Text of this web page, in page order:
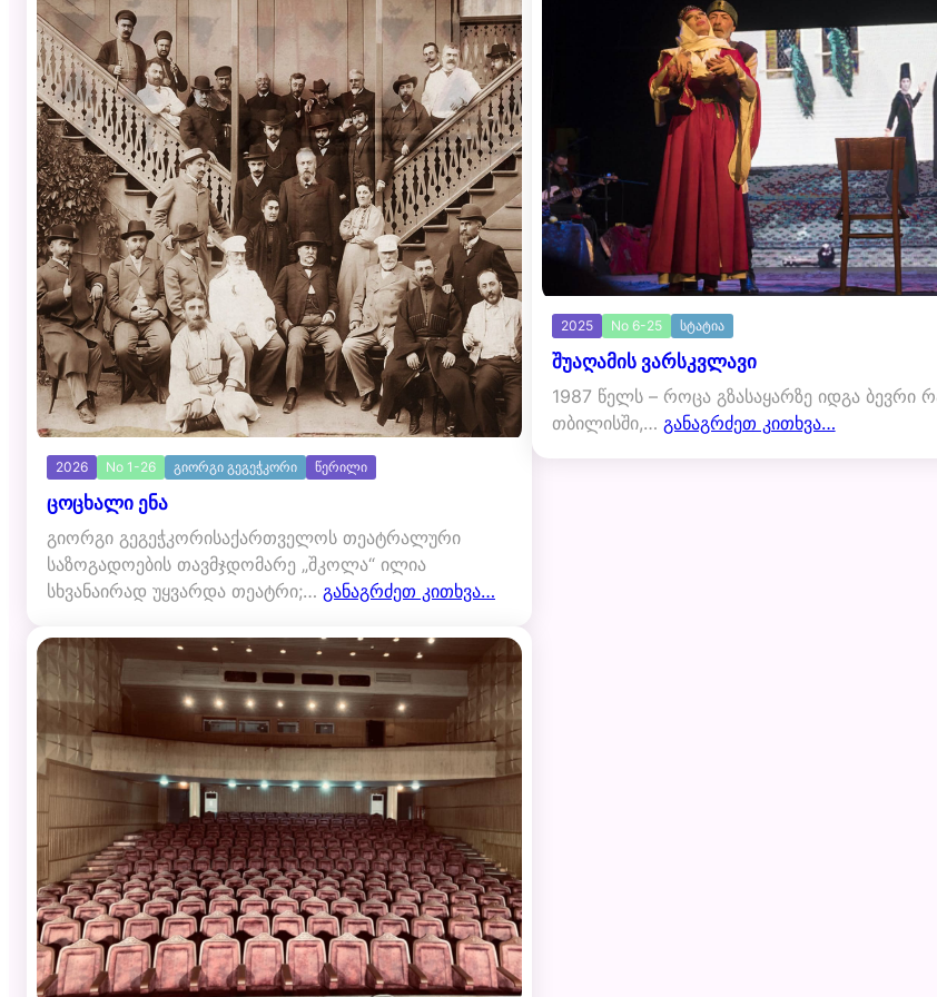
2026 No 1-26 გიორგი გეგეჭკორი წერილი
ცოცხალი ენა
გიორგი გეგეჭკორისაქართველოს თეატრალური
საზოგადოების თავმჯდომარე „შკოლა“ ილია
სხვანაირად უყვარდა თეატრი;… განაგრძეთ კითხვა…
2025 No 6-25 სტატია
შუაღამის ვარსკვლავი
1987 წელს – როცა გზასაყარზე იდგა ბევრი
თბილისში,… განაგრძეთ კითხვა…